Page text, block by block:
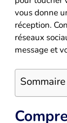
vous donne
réception.
réseaux
message et
Sommaire